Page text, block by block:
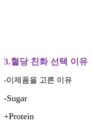
3.혈당 친화 선택 이유
-이제품을 고른 이유
-Sugar
+Protein